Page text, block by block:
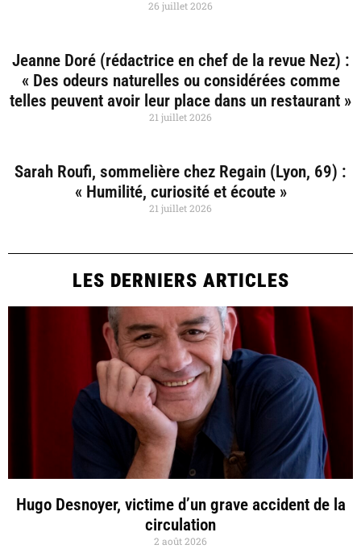
26 juillet 2026
Jeanne Doré (rédactrice en chef de la revue Nez) :
« Des odeurs naturelles ou considérées comme
telles peuvent avoir leur place dans un restaurant »
21 juillet 2026
Sarah Roufi, sommelière chez Regain (Lyon, 69) :
« Humilité, curiosité et écoute »
21 juillet 2026
LES DERNIERS ARTICLES
Hugo Desnoyer, victime d’un grave accident de la
circulation
2 août 2026